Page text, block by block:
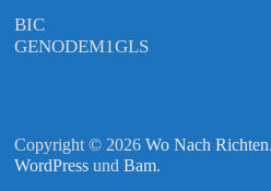
BIC
GENODEM1GLS
Copyright © 2026Wo Nach Richten
WordPress undBam.